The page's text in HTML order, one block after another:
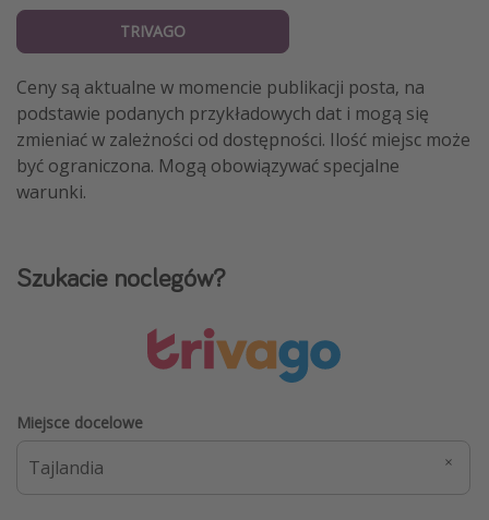
TRIVAGO
Ceny są aktualne w momencie publikacji posta, na
podstawie podanych przykładowych dat i mogą się
zmieniać w zależności od dostępności. Ilość miejsc może
być ograniczona. Mogą obowiązywać specjalne
warunki.
Szukacie noclegów?
Miejsce docelowe